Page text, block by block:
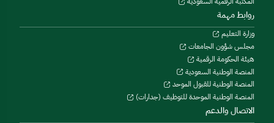
روابط مهمة
وزارة التعليم
مجلس شؤون الجامعات
هيئة الحكومة الرقمية
المنصة الوطنية السعودية
المنصة الوطنية للقبول الموحد
المنصة الوطنية الموحدة للتوظيف (جدارات)
الاتصال والدعم